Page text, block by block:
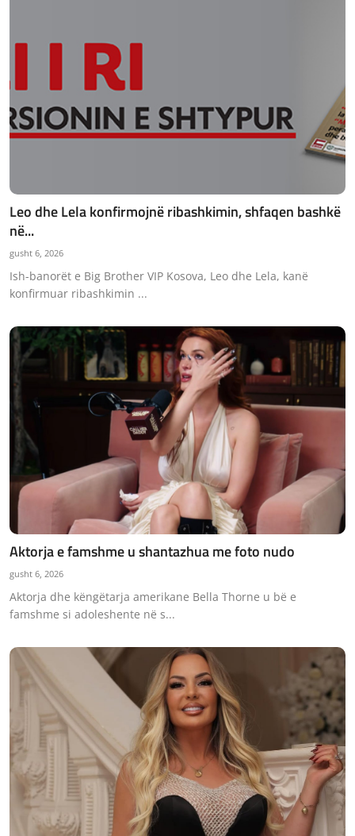
Leo dhe Lela konfirmojnë ribashkimin, shfaqen bashkë
në...
gusht 6, 2026
Ish-banorët e Big Brother VIP Kosova, Leo dhe Lela, kanë
konfirmuar ribashkimin ...
Aktorja e famshme u shantazhua me foto nudo
gusht 6, 2026
Aktorja dhe këngëtarja amerikane Bella Thorne u bë e
famshme si adoleshente në s...